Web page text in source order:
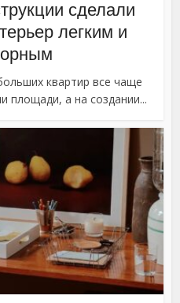
сделали
легким и
квартир все чаще
площади, а на создании...